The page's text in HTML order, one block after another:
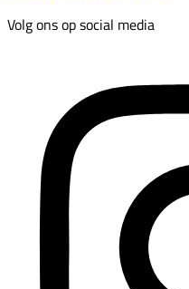
Volg ons op social media